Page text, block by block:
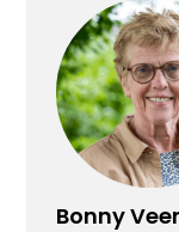
Bonny